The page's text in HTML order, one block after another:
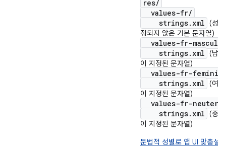
res/
values-fr/
strings.xml (성
정되지 않은 기본 문자열)
values-fr-
strings.xml (남
이 지정된 문자열)
values-fr-
strings.xml (여
이 지정된 문자열)
values-fr-neuter/
strings.xml (중
이 지정된 문자열)
문법적 성별로 앱 UI 맞춤설정